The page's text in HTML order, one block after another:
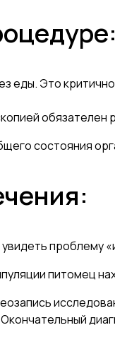
еды. Это
обязателен
состояния
проблему
питомец